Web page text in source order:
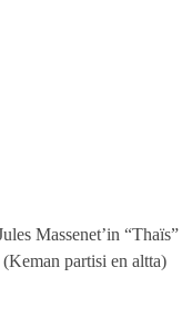
Massenet’in
partisi en altta)